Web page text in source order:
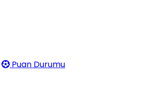
Puan Durumu